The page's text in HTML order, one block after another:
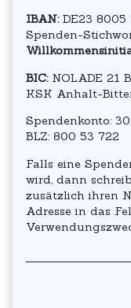
IBAN:DE23 8005
Spenden-
BIC:NOLADE 21
KSK Anhalt-
Spendenkonto:
BLZ: 800 53 722
Falls eine
wird, dann
zusätzlich ihren
Adresse in das